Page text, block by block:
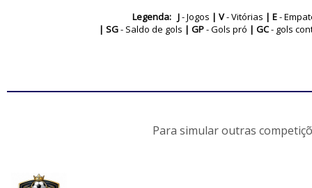
Legenda: J- Jogos | V- Vitórias | E-
| SG- Saldo de gols | GP- Gols pró | GC- gols
Para simular outras